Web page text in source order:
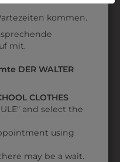
kommen.
mit.
DER WALTER
CLOTHES
and select the
using
may be a wait.